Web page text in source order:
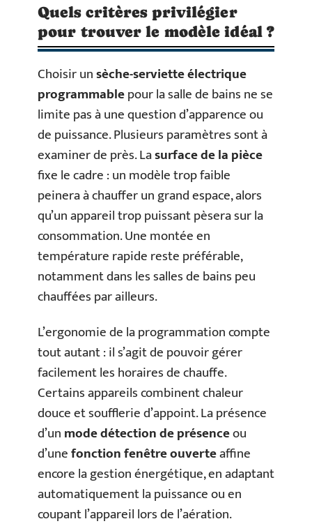
Quels critères privilégier
pour trouver le modèle idéal ?
Choisir unsèche-serviette électrique
programmablepour la salle de bains ne se
limite pas à une question d’apparence ou
de puissance. Plusieurs paramètres sont à
examiner de près. Lasurface de la pièce
fixe le cadre : un modèle trop faible
peinera à chauffer un grand espace, alors
qu’un appareil trop puissant pèsera sur la
consommation. Une montée en
température rapide reste préférable,
notamment dans les salles de bains peu
chauffées par ailleurs.
L’ergonomie de la programmation compte
tout autant : il s’agit de pouvoir gérer
facilement les horaires de chauffe.
Certains appareils combinent chaleur
douce et soufflerie d’appoint. La présence
d’unmode détection de présenceou
d’unefonction fenêtre ouverteaffine
encore la gestion énergétique, en adaptant
automatiquement la puissance ou en
coupant l’appareil lors de l’aération.